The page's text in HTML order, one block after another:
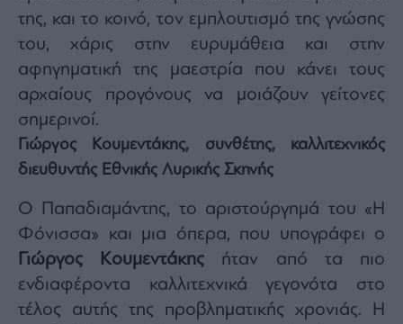
της, και το κοινό, τον εμπλουτισμό της γνώσης
του, χάρις στην ευρυμάθεια και στην
αφηγηματική της μαεστρία που κάνει τους
αρχαίους προγόνους να μοιάζουν γείτονες
σημερινοί.
Γιώργος Κουμεντάκης, συνθέτης, καλλιτεχνικός
διευθυντής Εθνικής Λυρικής Σκηνής
Ο Παπαδιαμάντης, το αριστούργημά του «Η
Φόνισσα» και μια όπερα, που υπογράφει ο
Γιώργος Κουμεντάκης ήταν από τα πιο
ενδιαφέροντα καλλιτεχνικά γεγονότα στο
τέλος αυτής της προβληματικής χρονιάς. Η